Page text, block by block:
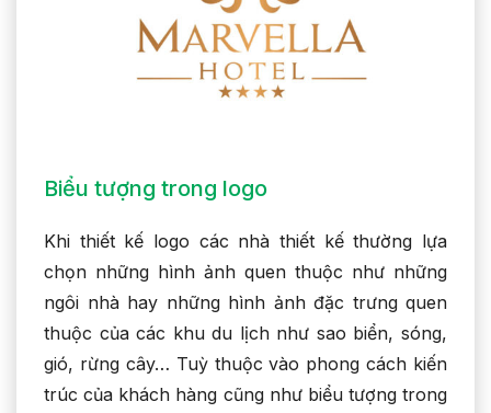
Biểu tượng trong logo
Khi thiết kế logo các nhà thiết kế thường lựa
chọn những hình ảnh quen thuộc như những
ngôi nhà hay những hình ảnh đặc trưng quen
thuộc của các khu du lịch như sao biển, sóng,
gió, rừng cây… Tuỳ thuộc vào phong cách kiến
trúc của khách hàng cũng như biểu tượng trong